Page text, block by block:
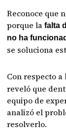
Reconoce que
porque lafalta
no ha
se soluciona
Con respecto
reveló que
equipo de
analizó el
resolverlo.